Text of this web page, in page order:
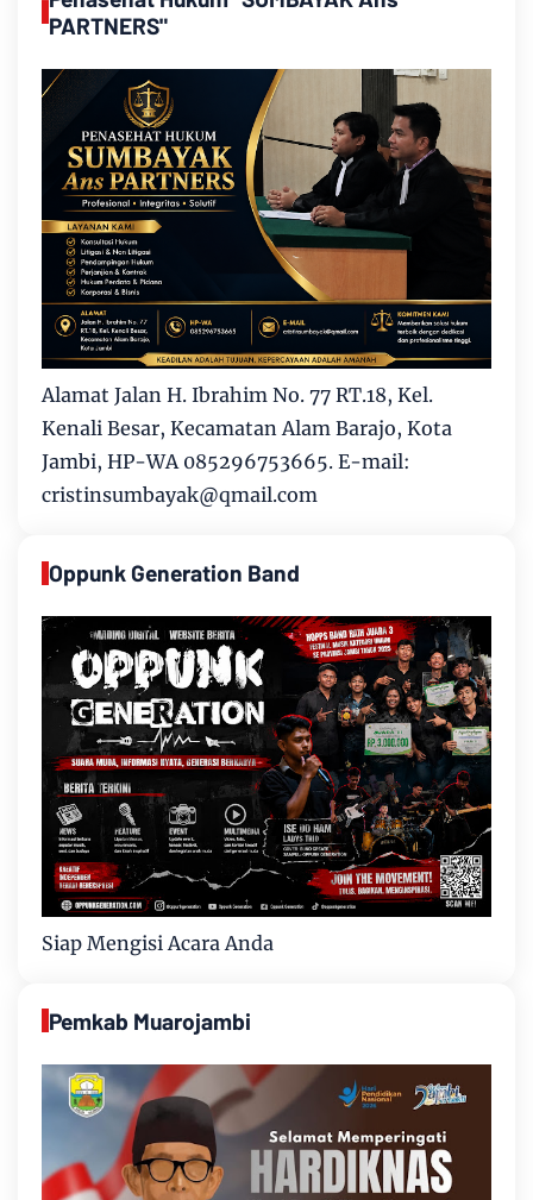
PARTNERS"
Alamat Jalan H. Ibrahim No. 77 RT.18, Kel.
Kenali Besar, Kecamatan Alam Barajo, Kota
Jambi, HP-WA 085296753665. E-mail:
cristinsumbayak@qmail.com
Oppunk Generation Band
Siap Mengisi Acara Anda
Pemkab Muarojambi